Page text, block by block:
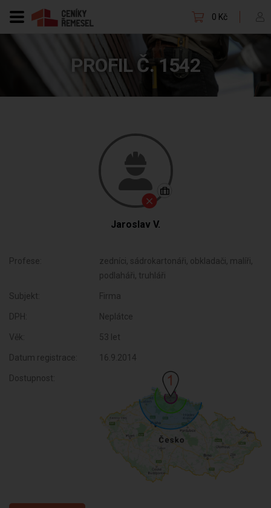
0 Kč
PROFIL Č. 1542
Jaroslav V.
Profese:
zedníci, sádrokartonáři, obkladači, malíři,
podlaháři, truhláři
Subjekt: Firma
DPH: Neplátce
Věk: 53 let
Datum registrace: 16.9.2014
Dostupnost: